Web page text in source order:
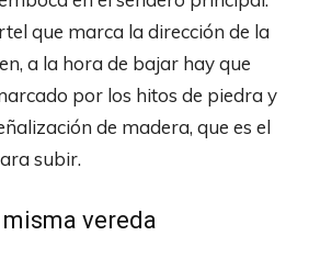
que marca la dirección de la
a la hora de bajar hay que
por los hitos de piedra y
de madera, que es el
subir.
vereda